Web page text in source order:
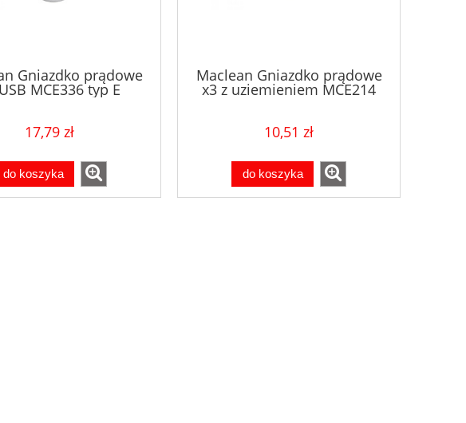
Gniazdko prądowe
MCE336 typ E
17,79 zł
do koszyka
Maclean Gniazdko prądowe
x3 z uziemieniem MCE214
10,51 zł
do koszyka